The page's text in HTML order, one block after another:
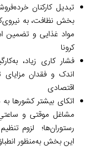
تبدیل کارکنان
بخش نظافت، به
مواد غذایی و تضمین
کرونا
فشار کاری زیاد،
اندک و فقدان
اقتصادی
اتکای بیشتر کشورها
مشاغل موقتی و
رستوران‌ها؛ لزوم
این بخش به‌منظور